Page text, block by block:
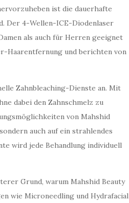
ist die dauerhafte
Der 4-Wellen-ICE-Diodenlaser
als auch für Herren geeignet
Haarentfernung und berichten von
Zahnbleaching-Dienste an. Mit
dabei den Zahnschmelz zu
von Mahshid
auch auf ein strahlendes
wird jede Behandlung individuell
Grund, warum Mahshid Beauty
wie Microneedling und Hydrafacial